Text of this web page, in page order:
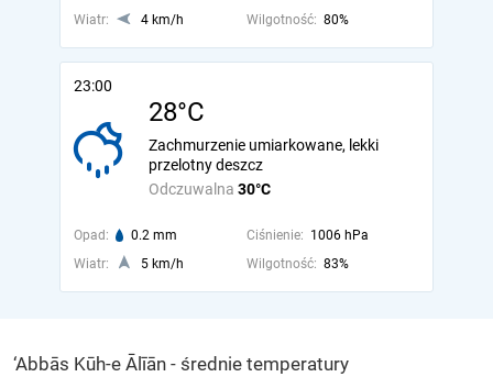
Wiatr: 4 km/h Wilgotność: 80%
23:00
28°C
Odczuwalna 30°C
Zachmurzenie umiarkowane, lekki
przelotny deszcz
Opad: 0.2 mm Ciśnienie: 1006 hPa
Wiatr:
5 km/h Wilgotność: 83%
‘Abbās Kūh-e Ālīān - średnie temperatury